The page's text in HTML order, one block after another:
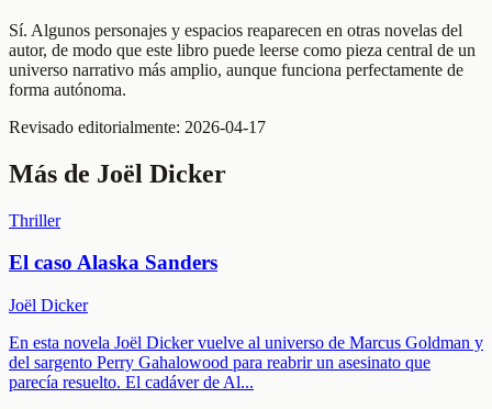
Sí. Algunos personajes y espacios reaparecen en otras novelas del
autor, de modo que este libro puede leerse como pieza central de un
universo narrativo más amplio, aunque funciona perfectamente de
forma autónoma.
Revisado editorialmente: 2026-04-17
Más de Joël Dicker
Thriller
El caso Alaska Sanders
Joël Dicker
En esta novela Joël Dicker vuelve al universo de Marcus Goldman y
del sargento Perry Gahalowood para reabrir un asesinato que
parecía resuelto. El cadáver de Al...